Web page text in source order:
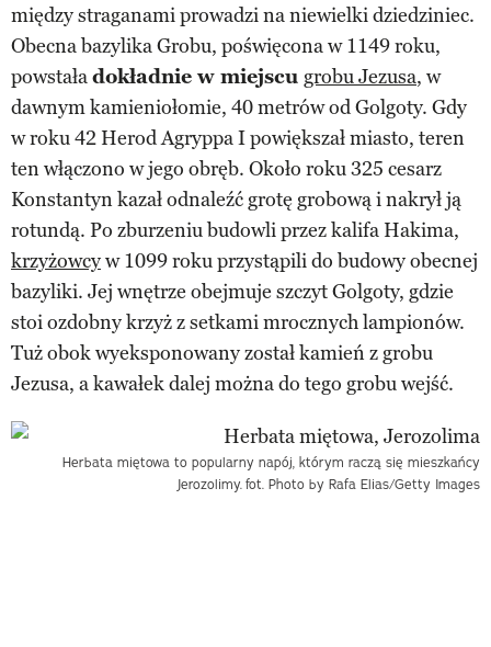
między straganami prowadzi na niewielki dziedziniec.
Obecna bazylika Grobu, poświęcona w 1149 roku,
powstaładokładnie w miejscu grobu Jezusa, w
dawnym kamieniołomie, 40 metrów od Golgoty. Gdy
w roku 42 Herod Agryppa I powiększał miasto, teren
ten włączono w jego obręb. Około roku 325 cesarz
Konstantyn kazał odnaleźć grotę grobową i nakrył ją
rotundą. Po zburzeniu budowli przez kalifa Hakima,
krzyżowcyw 1099 roku przystąpili do budowy obecnej
bazyliki. Jej wnętrze obejmuje szczyt Golgoty, gdzie
stoi ozdobny krzyż z setkami mrocznych lampionów.
Tuż obok wyeksponowany został kamień z grobu
Jezusa, a kawałek dalej można do tego grobu wejść.
Herbata miętowa to popularny napój, którym raczą się mieszkańcy
Jerozolimy. fot. Photo by Rafa Elias/Getty Images